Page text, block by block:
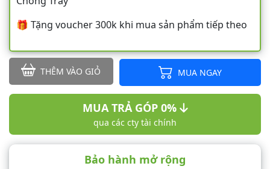
🎁 Tặng voucher 300k khi mua sản phẩm tiếp theo
THÊM VÀO GIỎ MUA NGAY
MUA TRẢ GÓP 0%
qua các cty tài chính
Bảo hành mở rộng